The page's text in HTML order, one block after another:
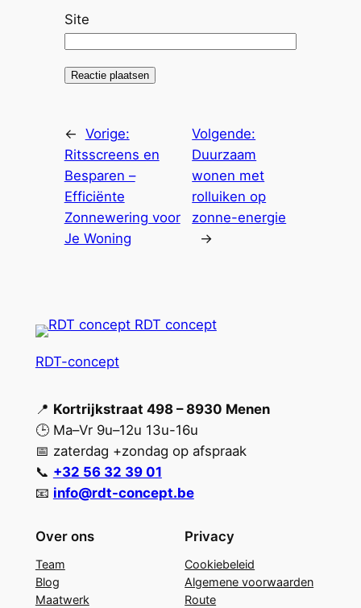
Site
← Vorige:
Ritsscreens en
Besparen –
Efficiënte
Zonnewering voor
Je Woning
Volgende:
Duurzaam
wonen met
rolluiken op
zonne-energie
→
RDT-concept
📍 Kortrijkstraat 498 – 8930 Menen
🕒 Ma–Vr 9u–12u 13u-16u
📅 zaterdag +zondag op afspraak
📞 +32 56 32 39 01
📧 info@rdt-concept.be
Over ons
Team
Blog
Maatwerk
Privacy
Cookiebeleid
Algemene voorwaarden
Route